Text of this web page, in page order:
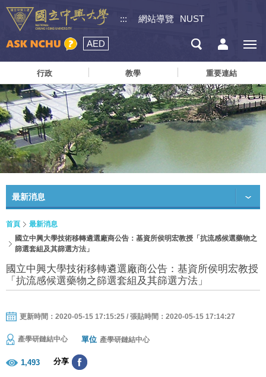
::: 網站導覽 NUST
AED
行政 教學 重要連結
最新消息
首頁
最新消息
國立中興大學技術移轉遴選廠商公告：基資所侯明宏教授「抗流感候選藥物之
篩選套組及其篩選方法」
國立中興大學技術移轉遴選廠商公告：基資所侯明宏教授
「抗流感候選藥物之篩選套組及其篩選方法」
更新時間：2020-05-15 17:15:25 / 張貼時間：2020-05-15 17:14:27
產學研鏈結中心 單位 產學研鏈結中心
1,493 分享